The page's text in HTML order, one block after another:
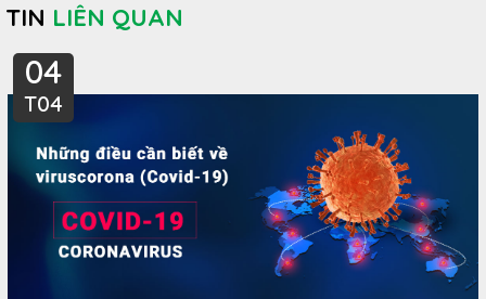
TIN LIÊN QUAN
04
T04